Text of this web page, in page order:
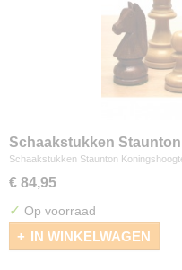
Schaakstukken
Schaakstukken Staunton
€ 84,95
✓ Op voorraad
IN WINKELWAGEN